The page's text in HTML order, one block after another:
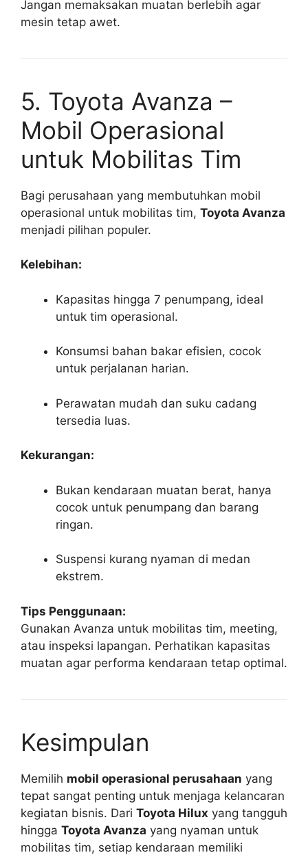
Jangan memaksakan muatan berlebih agar
mesin tetap awet.
5. Toyota Avanza –
Mobil Operasional
untuk Mobilitas Tim
Bagi perusahaan yang membutuhkan mobil
operasional untuk mobilitas tim, Toyota Avanza
menjadi pilihan populer.
Kelebihan:
Kapasitas hingga 7 penumpang, ideal
untuk tim operasional.
Konsumsi bahan bakar efisien, cocok
untuk perjalanan harian.
Perawatan mudah dan suku cadang
tersedia luas.
Kekurangan:
Bukan kendaraan muatan berat, hanya
cocok untuk penumpang dan barang
ringan.
Suspensi kurang nyaman di medan
ekstrem.
Tips Penggunaan:
Gunakan Avanza untuk mobilitas tim, meeting,
atau inspeksi lapangan. Perhatikan kapasitas
muatan agar performa kendaraan tetap optimal.
Kesimpulan
Memilih mobil operasional perusahaan yang
tepat sangat penting untuk menjaga kelancaran
kegiatan bisnis. Dari Toyota Hilux yang tangguh
hingga Toyota Avanza yang nyaman untuk
mobilitas tim, setiap kendaraan memiliki